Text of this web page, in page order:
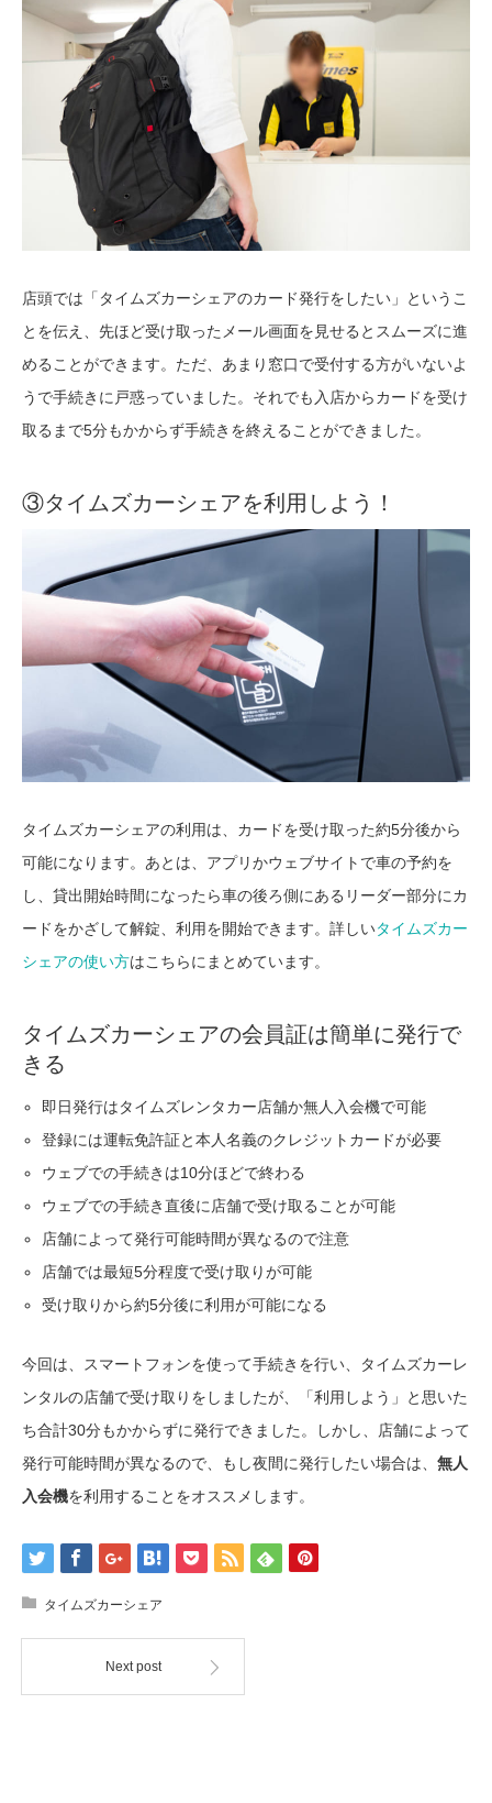
店頭では「タイムズカーシェアのカード発行をしたい」というこ
とを伝え、先ほど受け取ったメール画面を見せるとスムーズに進
めることができます。ただ、あまり窓口で受付する方がいないよ
うで手続きに戸惑っていました。それでも入店からカードを受け
取るまで5分もかからず手続きを終えることができました。
③タイムズカーシェアを利用しよう！
タイムズカーシェアの利用は、カードを受け取った約5分後から
可能になります。あとは、アプリかウェブサイトで車の予約を
し、貸出開始時間になったら車の後ろ側にあるリーダー部分にカ
ードをかざして解錠、利用を開始できます。詳しいタイムズカー
シェアの使い方はこちらにまとめています。
タイムズカーシェアの会員証は簡単に発行で
きる
即日発行はタイムズレンタカー店舗か無人入会機で可能
登録には運転免許証と本人名義のクレジットカードが必要
ウェブでの手続きは10分ほどで終わる
ウェブでの手続き直後に店舗で受け取ることが可能
店舗によって発行可能時間が異なるので注意
店舗では最短5分程度で受け取りが可能
受け取りから約5分後に利用が可能になる
今回は、スマートフォンを使って手続きを行い、タイムズカーレ
ンタルの店舗で受け取りをしましたが、「利用しよう」と思いた
ち合計30分もかからずに発行できました。しかし、店舗によって
発行可能時間が異なるので、もし夜間に発行したい場合は、 無人
入会機を利用することをオススメします。
タイムズカーシェア
Next post